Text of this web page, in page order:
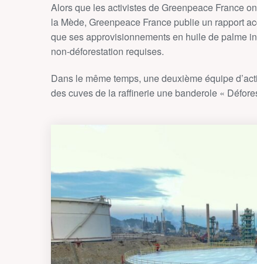
Alors que les activistes de Greenpeace France
la Mède, Greenpeace France publie un rapport
que ses approvisionnements en huile de palme
non-déforestation requises.
Dans le même temps, une deuxième équipe
des cuves de la raffinerie une banderole «